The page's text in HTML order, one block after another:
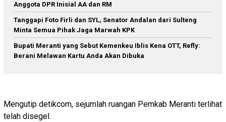
Anggota DPR Inisial AA dan RM
Tanggapi Foto Firli dan SYL, Senator Andalan dari Sulteng
Minta Semua Pihak Jaga Marwah KPK
Bupati Meranti yang Sebut Kemenkeu Iblis Kena OTT, Refly:
Berani Melawan Kartu Anda Akan Dibuka
Mengutip detikcom, sejumlah ruangan Pemkab Meranti terlihat
telah disegel.